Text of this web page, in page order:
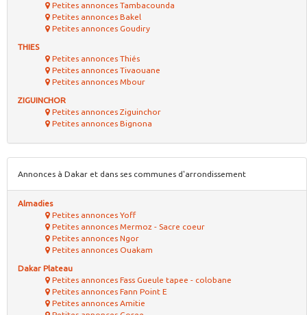
Petites annonces Tambacounda
Petites annonces Bakel
Petites annonces Goudiry
THIES
Petites annonces Thiés
Petites annonces Tivaouane
Petites annonces Mbour
ZIGUINCHOR
Petites annonces Ziguinchor
Petites annonces Bignona
Annonces à Dakar et dans ses communes d'arrondissement
Almadies
Petites annonces Yoff
Petites annonces Mermoz - Sacre coeur
Petites annonces Ngor
Petites annonces Ouakam
Dakar Plateau
Petites annonces Fass Gueule tapee - colobane
Petites annonces Fann Point E
Petites annonces Amitie